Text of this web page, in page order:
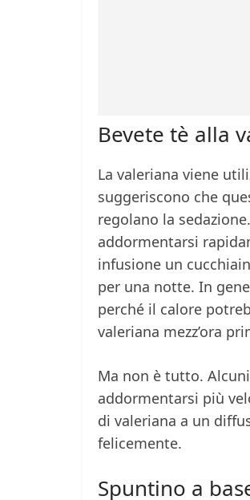
Bevete tè alla
La valeriana viene
suggeriscono che
regolano la
addormentarsi
infusione un
per una notte. In
perché il calore
valeriana mezz’ora
Ma non è tutto.
addormentarsi più
di valeriana a un
felicemente.
Spuntino a